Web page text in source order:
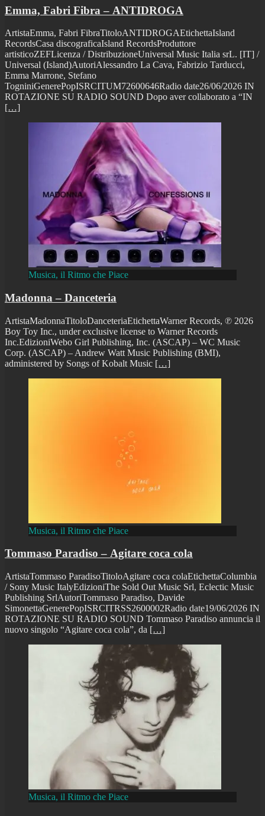
Emma, Fabri Fibra – ANTIDROGA
ArtistaEmma, Fabri FibraTitoloANTIDROGAEtichettaIsland
RecordsCasa discograficaIsland RecordsProduttore
artisticoZEFLicenza / DistribuzioneUniversal Music Italia srL. [IT] /
Universal (Island)AutoriAlessandro La Cava, Fabrizio Tarducci,
Emma Marrone, Stefano
TogniniGenerePopISRCITUM72600646Radio date26/06/2026 IN
ROTAZIONE SU RADIO SOUND Dopo aver collaborato a “IN
[…]
Musica, il Ritmo che Piace
Madonna – Danceteria
ArtistaMadonnaTitoloDanceteriaEtichettaWarner Records, ℗ 2026
Boy Toy Inc., under exclusive license to Warner Records
Inc.EdizioniWebo Girl Publishing, Inc. (ASCAP) – WC Music
Corp. (ASCAP) – Andrew Watt Music Publishing (BMI),
administered by Songs of Kobalt Music […]
Musica, il Ritmo che Piace
Tommaso Paradiso – Agitare coca cola
ArtistaTommaso ParadisoTitoloAgitare coca colaEtichettaColumbia
/ Sony Music ItalyEdizioniThe Sold Out Music Srl, Eclectic Music
Publishing SrlAutoriTommaso Paradiso, Davide
SimonettaGenerePopISRCITRSS2600002Radio date19/06/2026 IN
ROTAZIONE SU RADIO SOUND Tommaso Paradiso annuncia il
nuovo singolo “Agitare coca cola”, da […]
Musica, il Ritmo che Piace